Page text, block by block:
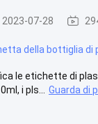
2023-07-28
della bottiglia di
le etichette di
i pls...
Guarda di